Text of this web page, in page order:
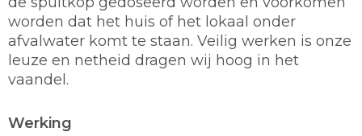
worden dat het huis of het lokaal onder
afvalwater komt te staan. Veilig werken is onze
leuze en netheid dragen wij hoog in het
vaandel.
Werking